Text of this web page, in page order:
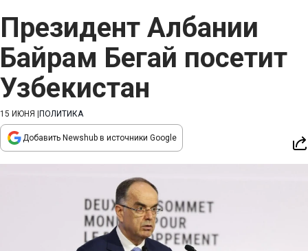
Президент Албании
Байрам Бегай посетит
Узбекистан
15 ИЮНЯ ПОЛИТИКА
Добавить Newshub в источники Google